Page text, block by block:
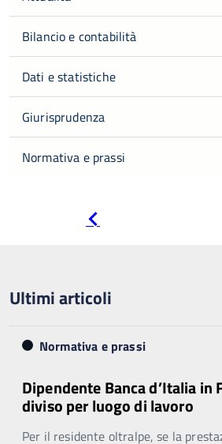
Bilancio e contabilità
Dati e statistiche
Giurisprudenza
Normativa e prassi
Ultimi articoli
Normativa e prassi
Dipendente Banca d’Italia in
diviso per luogo di lavoro
Per il residente oltralpe, se la